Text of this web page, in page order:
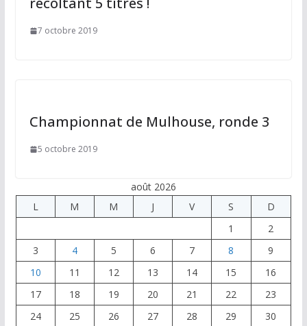
7 octobre 2019
Championnat de Mulhouse, ronde 3
5 octobre 2019
août 2026
L
M M J V S
D
1
2
3
4 5 6 7 8
9
10
11 12 13 14 15
16
17
18 19 20 21 22
23
24
25 26 27 28 29 30